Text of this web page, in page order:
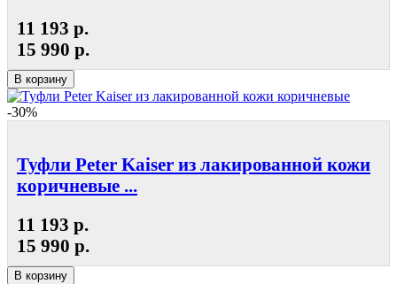
11 193 р.
15 990 р.
В корзину
-30%
Туфли Peter Kaiser из лакированной кожи
коричневые ...
11 193 р.
15 990 р.
В корзину